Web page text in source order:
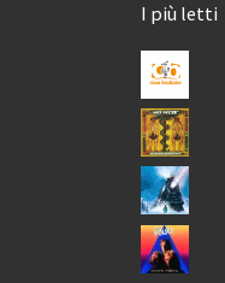
I più letti